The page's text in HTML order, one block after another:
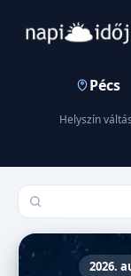
Pécs
Helyszín
Település
2026.